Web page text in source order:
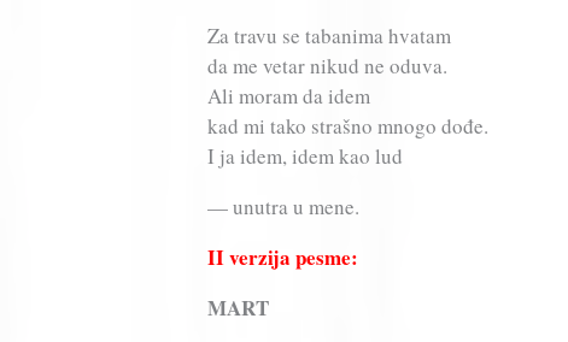
Za travu se tabanima hvatam
da me vetar nikud ne oduva.
Ali moram da idem
kad mi tako strašno mnogo dođe.
I ja idem, idem kao lud
— unutra u mene.
II verzija pesme:
MART